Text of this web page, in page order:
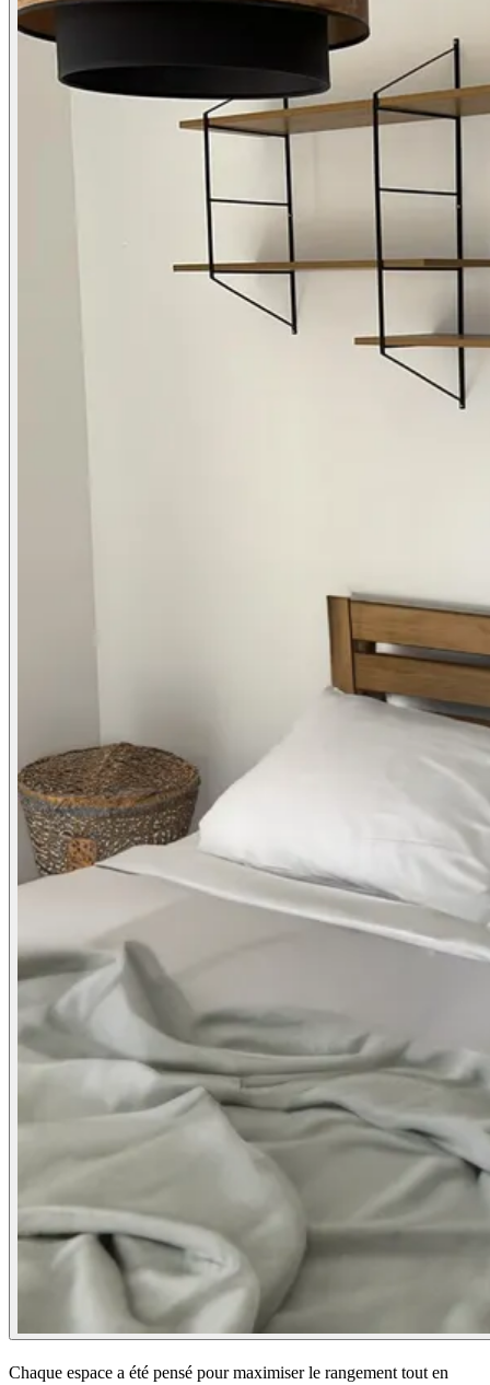
Chaque espace a été pensé pour maximiser le rangement tout en